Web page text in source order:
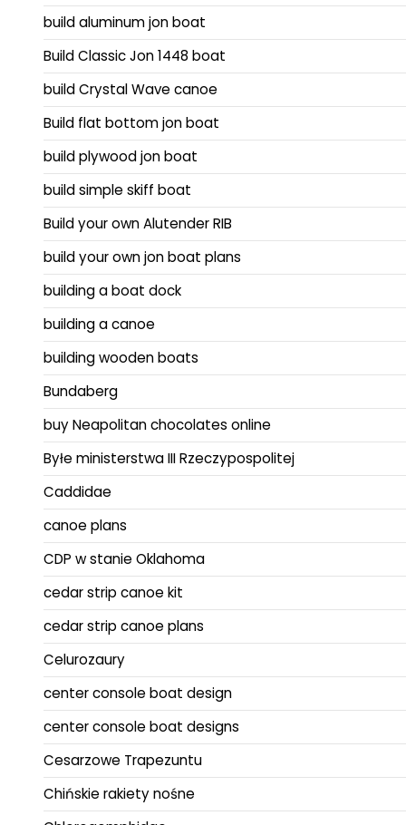
build aluminum jon boat
Build Classic Jon 1448 boat
build Crystal Wave canoe
Build flat bottom jon boat
build plywood jon boat
build simple skiff boat
Build your own Alutender RIB
build your own jon boat plans
building a boat dock
building a canoe
building wooden boats
Bundaberg
buy Neapolitan chocolates online
Byłe ministerstwa III Rzeczypospolitej
Caddidae
canoe plans
CDP w stanie Oklahoma
cedar strip canoe kit
cedar strip canoe plans
Celurozaury
center console boat design
center console boat designs
Cesarzowe Trapezuntu
Chińskie rakiety nośne